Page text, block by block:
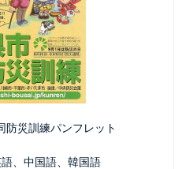
防災訓練パンフレット
、中国語、韓国語